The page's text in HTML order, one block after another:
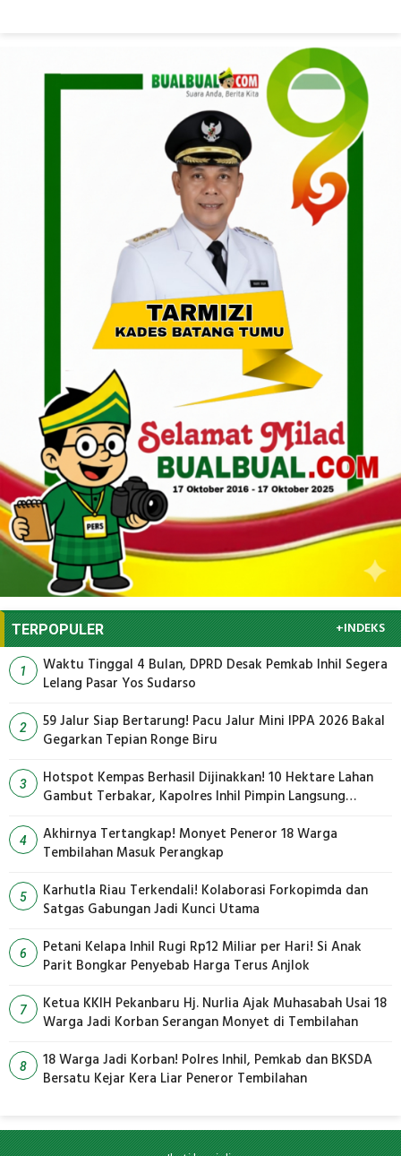
TERPOPULER +INDEKS
1
Waktu Tinggal 4 Bulan, DPRD Desak Pemkab Inhil Segera
Lelang Pasar Yos Sudarso
2
59 Jalur Siap Bertarung! Pacu Jalur Mini IPPA 2026 Bakal
Gegarkan Tepian Ronge Biru
3
Hotspot Kempas Berhasil Dijinakkan! 10 Hektare Lahan
Gambut Terbakar, Kapolres Inhil Pimpin Langsung
4
Akhirnya Tertangkap! Monyet Peneror 18 Warga
Tembilahan Masuk Perangkap
5
Karhutla Riau Terkendali! Kolaborasi Forkopimda dan
Satgas Gabungan Jadi Kunci Utama
6
Petani Kelapa Inhil Rugi Rp12 Miliar per Hari! Si Anak
Parit Bongkar Penyebab Harga Terus Anjlok
7
Ketua KKIH Pekanbaru Hj. Nurlia Ajak Muhasabah Usai 18
Warga Jadi Korban Serangan Monyet di Tembilahan
8
18 Warga Jadi Korban! Polres Inhil, Pemkab dan BKSDA
Bersatu Kejar Kera Liar Peneror Tembilahan